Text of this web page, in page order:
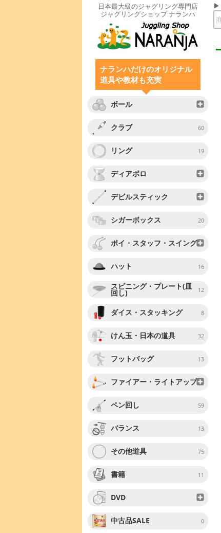
日本最大級のジャグリング専門店
ジャグリングショップ ナランハ
ナランハだけのオリジナル
道具や教材も充実
ボール
クラブ 60
リング 19
ディアボロ
デビルスティック
シガーボックス 20
ポイ・スタッフ・スイング
ハット 16
スピニング・プレート(皿
回し) 12
ダイス・スタッキング 8
けん玉・日本の道具 32
フットバッグ 13
ファイアー・ライトアップ
ペン回し 59
バランス 13
その他道具 75
書籍 11
DVD
中古品SALE 0